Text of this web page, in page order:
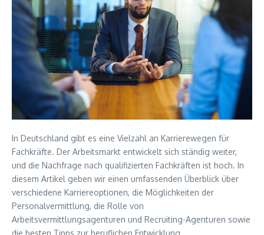
In Deutschland gibt es eine Vielzahl an Karrierewegen für
Fachkräfte. Der Arbeitsmarkt entwickelt sich ständig weiter,
und die Nachfrage nach qualifizierten Fachkräften ist hoch. In
diesem Artikel geben wir einen umfassenden Überblick über
verschiedene Karriereoptionen, die Möglichkeiten der
Personalvermittlung, die Rolle von
Arbeitsvermittlungsagenturen und Recruiting-Agenturen sowie